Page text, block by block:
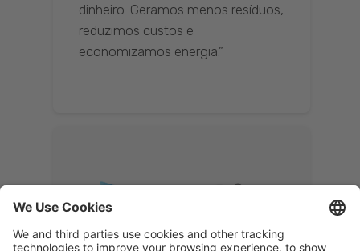
dinheiro. Geramos menos resíduos,
reduzimos custos e
economizamos energia.”